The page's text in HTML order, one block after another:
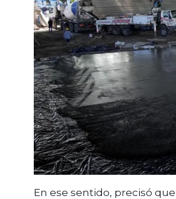
En ese sentido, precisó que